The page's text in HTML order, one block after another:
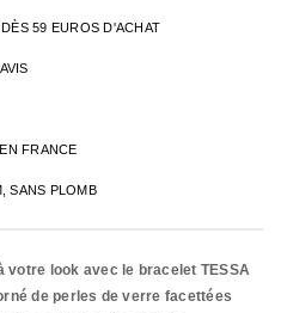
59 EUROS D'ACHAT
FRANCE
SANS PLOMB
votre look avec le bracelet TESSA
de perles de verre facettées